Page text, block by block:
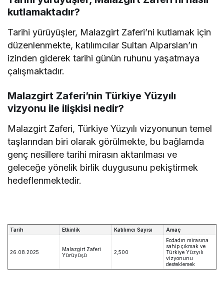
kutlamaktadır?
Tarihi yürüyüşler, Malazgirt Zaferi’ni kutlamak için
düzenlenmekte, katılımcılar Sultan Alparslan’ın
izinden giderek tarihi günün ruhunu yaşatmaya
çalışmaktadır.
Malazgirt Zaferi’nin Türkiye Yüzyılı
vizyonu ile ilişkisi nedir?
Malazgirt Zaferi, Türkiye Yüzyılı vizyonunun temel
taşlarından biri olarak görülmekte, bu bağlamda
genç nesillere tarihi mirasın aktarılması ve
geleceğe yönelik birlik duygusunu pekiştirmek
hedeflenmektedir.
Tarih Etkinlik Katılımcı Sayısı Amaç
26.08.2025
Malazgirt Zaferi
Yürüyüşü
2,500
Ecdadın mirasına
sahip çıkmak ve
Türkiye Yüzyılı
vizyonunu
desteklemek